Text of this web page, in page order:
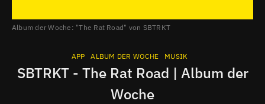
Album der Woche: "The Rat Road" von SBTRKT
APP ALBUM DER WOCHE MUSIK
SBTRKT - The Rat Road | Album der
Woche